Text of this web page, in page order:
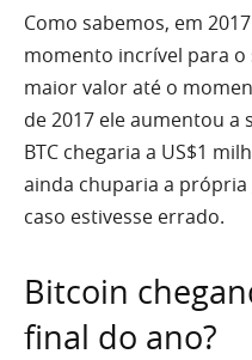
Como sabemos, em
momento incrível para o
maior valor até o
de 2017 ele aumentou a
BTC chegaria a US$1
ainda chuparia a
caso estivesse errado.
Bitcoin
final do ano?